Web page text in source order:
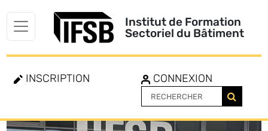
Institut de Formation
Sectoriel du Bâtiment
INSCRIPTION CONNEXION